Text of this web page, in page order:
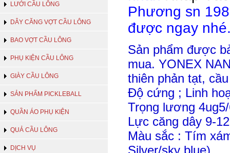
LƯỚI CẦU LÔNG
DÂY CĂNG VỢT CẦU LÔNG
BAO VỢT CẦU LÔNG
PHỤ KIỆN CẦU LÔNG
GIÀY CẦU LÔNG
SẢN PHẨM PICKLEBALL
QUẦN ÁO PHỤ KIỆN
QUẢ CẦU LÔNG
DỊCH VỤ
Phương sn
được ngay
Sản phẩm được
mua. YONEX
thiên phản tạt,
Độ cứng ; Linh
Trọng lương
Lực căng dây 9-
Màu sắc : Tím
Silver/sky blue)